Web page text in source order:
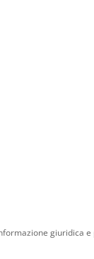
giuridica e